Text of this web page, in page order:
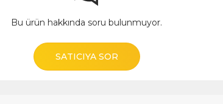
Bu ürün hakkında soru bulunmuyor.
SATICIYA SOR